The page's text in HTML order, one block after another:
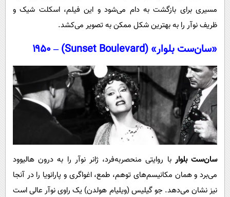
مسیری برای بازگشت به دام می‌شود و این فیلم، اسکلت شیک و
ظریف نوآر را به بهترین شکل ممکن به تصویر می‌کشد.
«سان‌ست بلوار» (Sunset Boulevard) – ۱۹۵۰
سان‌ست بلوار با روایتی منحصربه‌فرد، ژانر نوآر را به درون هالیوود
می‌برد و همان مکانیسم‌های توهم، طمع، اغواگری و پارانویا را در آنجا
نیز نشان می‌دهد. جو گیلیس (ویلیام هولدن) یک راوی نوآر عالی است